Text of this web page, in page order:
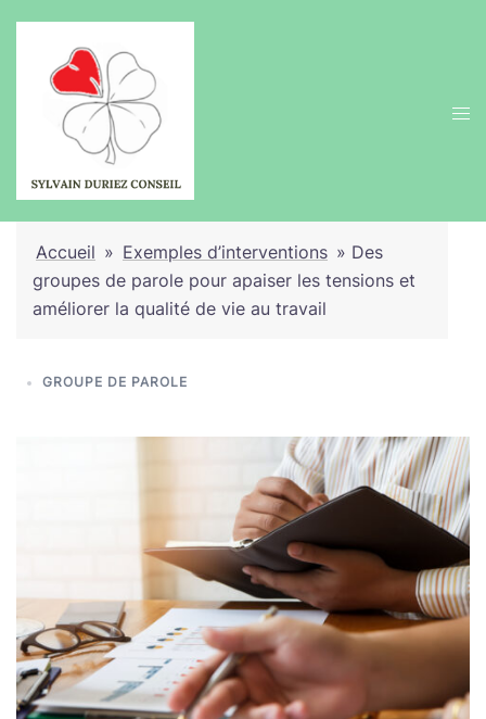
Accueil » Exemples d’interventions » Des
groupes de parole pour apaiser les tensions et
améliorer la qualité de vie au travail
GROUPE DE PAROLE